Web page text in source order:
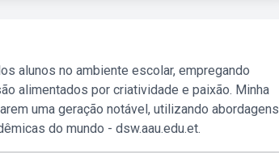
alunos no ambiente escolar, empregando
alimentados por criatividade e paixão. Minha
uma geração notável, utilizando abordagens
do mundo - dsw.aau.edu.et.